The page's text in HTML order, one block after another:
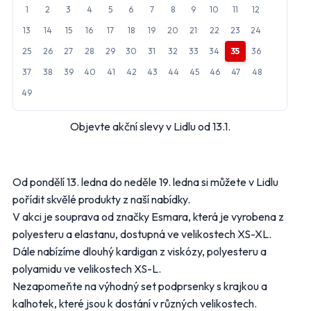
1 2 3 4 5 6 7 8 9 10 11
12
13
14 15 16 17 18 19 20 21 22 23
24
25
26 27 28 29 30 31 32 33 34 35
36
37
38 39 40 41 42 43 44 45 46 47
48
49
Objevte akční slevy v Lidlu od 13.1.
Od pondělí 13. ledna do neděle 19. ledna si můžete v Lidlu
pořídit skvělé produkty z naší nabídky.
V akci je souprava od značky Esmara, která je vyrobena z
polyesteru a elastanu, dostupná ve velikostech XS-XL.
Dále nabízíme dlouhý kardigan z viskózy, polyesteru a
polyamidu ve velikostech XS-L.
Nezapomeňte na výhodný set podprsenky s krajkou a
kalhotek, které jsou k dostání v různých velikostech.
Penny Market Tesco
Další obchody podle kategorií
Bydlení, zahrada
Drogerie, kosmetika
Oblečení
Obuv
Pro děti, hračky
Přihlásit k odběru